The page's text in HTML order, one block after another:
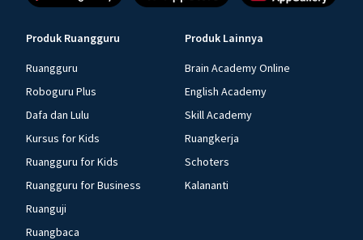
Produk Ruangguru
Ruangguru
Roboguru Plus
Dafa dan Lulu
Kursus for Kids
Ruangguru for Kids
Ruangguru for Business
Ruanguji
Ruangbaca
Produk Lainnya
Brain Academy Online
English Academy
Skill Academy
Ruangkerja
Schoters
Kalananti